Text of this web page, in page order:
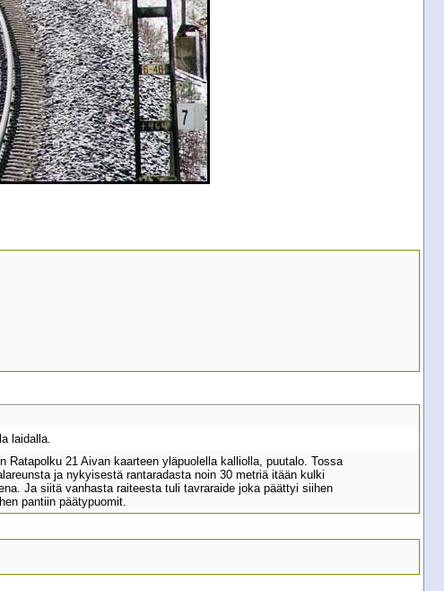
laidalla.
21 Aivan kaarteen yläpuolella kalliolla, puutalo. Tossa
ja nykyisestä rantaradasta noin 30 metriä itään kulki
Ja siitä vanhasta raiteesta tuli tavraraide joka päättyi siihen
pantiin päätypuomit.